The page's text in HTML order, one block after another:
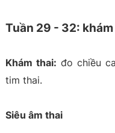
Tuần 29 - 32: khám
Khám thai: đo chiều
tim thai.
Siêu âm thai